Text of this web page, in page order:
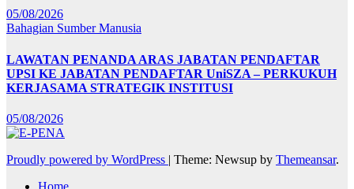
05/08/2026
Bahagian Sumber Manusia
LAWATAN PENANDA ARAS JABATAN PENDAFTAR
UPSI KE JABATAN PENDAFTAR UniSZA – PERKUKUH
KERJASAMA STRATEGIK INSTITUSI
05/08/2026
Proudly powered by WordPress | Theme: Newsup by Themeansar.
Home